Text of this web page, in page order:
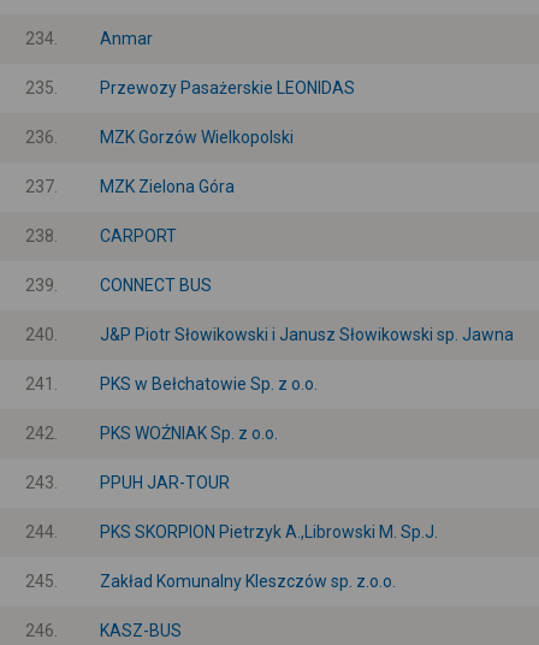
234. Anmar
235. Przewozy Pasażerskie LEONIDAS
236. MZK Gorzów Wielkopolski
237. MZK Zielona Góra
238. CARPORT
239. CONNECT BUS
240. J&P Piotr Słowikowski i Janusz Słowikowski sp. Jawna
241. PKS w Bełchatowie Sp. z o.o.
242. PKS WOŹNIAK Sp. z o.o.
243. PPUH JAR-TOUR
244. PKS SKORPION Pietrzyk A.,Librowski M. Sp.J.
245. Zakład Komunalny Kleszczów sp. z.o.o.
246. KASZ-BUS